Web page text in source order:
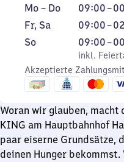
Montag
bis
Donnerstag
Mo – Do 09:00–
Von
9
Uhr
bis
0
Uhr
Freitag
und
Fr, Sa 09:00–
Von
9
Uhr
bis
Sonntag
So,
inkl. Feiertage
09:00–
Von
9
Uhr
bis
Uhr
inkl.
Akzeptierte
Woran wir glauben, macht
KING am Hauptbahnhof
paar eiserne Grundsätze,
deinen Hunger